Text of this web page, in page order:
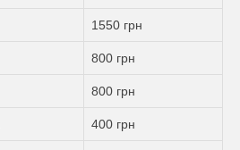
1550 грн
800 грн
800 грн
400 грн